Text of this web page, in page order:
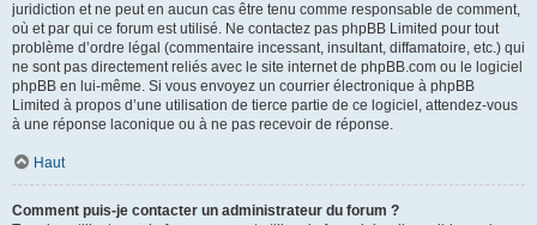
juridiction et ne peut en aucun cas être tenu comme responsable de comment,
où et par qui ce forum est utilisé. Ne contactez pas phpBB Limited pour tout
problème d’ordre légal (commentaire incessant, insultant, diffamatoire, etc.) qui
ne sont pas directement reliés avec le site internet de phpBB.com ou le logiciel
phpBB en lui-même. Si vous envoyez un courrier électronique à phpBB
Limited à propos d’une utilisation de tierce partie de ce logiciel, attendez-vous
à une réponse laconique ou à ne pas recevoir de réponse.
Haut
Comment puis-je contacter un administrateur du forum ?